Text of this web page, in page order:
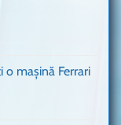
o mașină Ferrari